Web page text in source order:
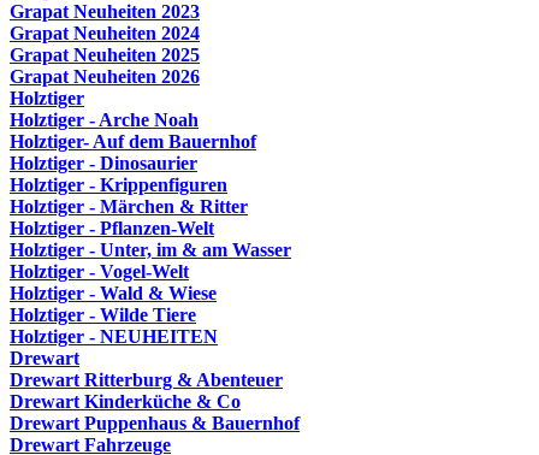
Grapat Neuheiten 2023
Grapat Neuheiten 2024
Grapat Neuheiten 2025
Grapat Neuheiten 2026
Holztiger
Holztiger - Arche Noah
Holztiger- Auf dem Bauernhof
Holztiger - Dinosaurier
Holztiger - Krippenfiguren
Holztiger - Märchen & Ritter
Holztiger - Pflanzen-Welt
Holztiger - Unter, im & am Wasser
Holztiger - Vogel-Welt
Holztiger - Wald & Wiese
Holztiger - Wilde Tiere
Holztiger - NEUHEITEN
Drewart
Drewart Ritterburg & Abenteuer
Drewart Kinderküche & Co
Drewart Puppenhaus & Bauernhof
Drewart Fahrzeuge